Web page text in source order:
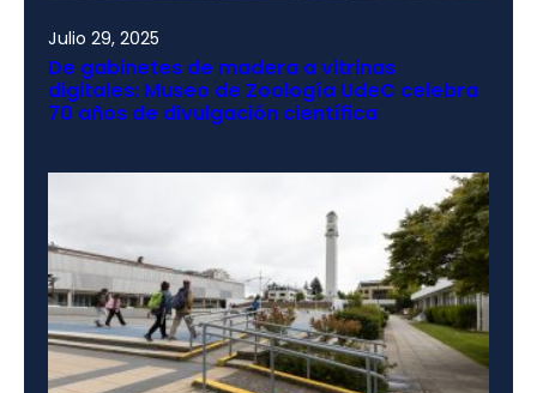
Julio 29, 2025
De gabinetes de madera a vitrinas
digitales: Museo de Zoología UdeC celebra
70 años de divulgación científica